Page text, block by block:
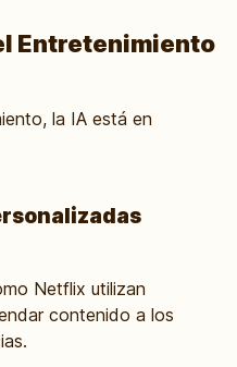
Entretenimiento
la IA está en
Netflix utilizan
contenido a los